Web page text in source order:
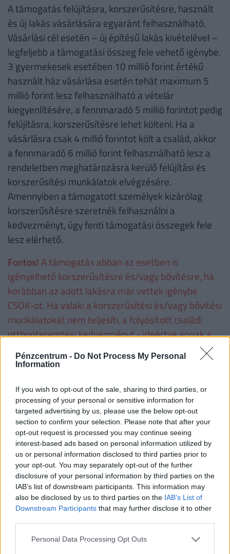
Pénzcentrum - Do Not Process My Personal
Information
If you wish to opt-out of the sale, sharing to third parties, or
processing of your personal or sensitive information for
targeted advertising by us, please use the below opt-out
section to confirm your selection. Please note that after your
opt-out request is processed you may continue seeing
interest-based ads based on personal information utilized by
us or personal information disclosed to third parties prior to
your opt-out. You may separately opt-out of the further
disclosure of your personal information by third parties on the
IAB’s list of downstream participants. This information may
also be disclosed by us to third parties on the IAB’s List of
Downstream Participants that may further disclose it to other
Personal Data Processing Opt Outs
A támogatás felújításra, korszerűsítésre, használt
és új lakás vásárlására egyaránt felhasználható.
Vásárlási cél esetén – új építésű lakás kivételével –
legfeljebb a támogatási összeg fele vehető igénybe.
3 gyermekesek esetében 10 millió forint értékű
használt ház vásárlása esetén tehát maximum 5
millió forint lesz felhasználható a vételár
kiegyenlítésére, a fennmaradó 5 millió forintot pedig
felújításra, korszerűsítésre lehet költeni. Ha a
vásárlásra csak 4 millió forintot költ a család, akkor
a fennmaradó 6 millió forint felhasználható lesz a
rendeletben meghatározásra kerülő felújítási és
korszerűsítési munkálatok elvégzésére.
Amennyiben a támogatott személyek kizárólag
korszerűsítésre szeretnék felhasználni a
kedvezményt, úgy fenti támogatási összegek fele
lesz elérhető.
Fontos! A támogatás abban az esetben is
igényelhető korszerűsítésre és/vagy bővítésre, ha
korábban az adott lakásra már vettek igénybe
CSOK-ot. Ha valaki a korszerűsítési és/vagy bővítési
munkálatokat nem teljesíti, a folyósított családi
otthonteremtési kedvezményt - ideértve annak a
folyósítás napjától számított, Ptk. szerinti
Családtámogatások 2019. július 1-től(millió
forint, vastag betűvel az újdonságok)
1
gyermek
2
gyermek
3
gyermek
VISSZA NEM TÉRÍTENDŐ TÁMOGATÁS